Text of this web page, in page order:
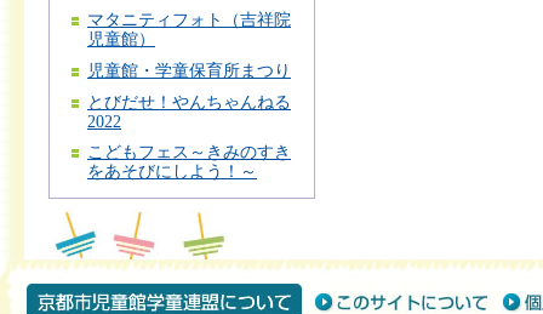
マタニティフォト（吉祥院
児童館）
児童館・学童保育所まつり
とびだせ！やんちゃんねる
2022
こどもフェス～きみのすき
をあそびにしよう！～